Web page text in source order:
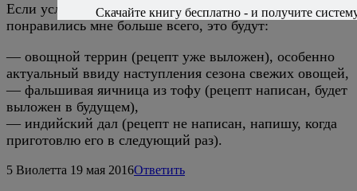
Если условно выделить три блюда, которые
понравились мне больше всего, это будут:
— овощной террин (рецепт уже выложен), особенно
актуальный ввиду наступления сезона свежих овощей,
— фальшивая яичница из тофу (рецепт написан, будет
выложен в будущем),
— индийский дал (рецепт не написан, напишу, когда
приготовлю его в следующий раз).
5 Виолетта 19 мая 2016Ответить
Скачайте книгу бесплатно - и получите